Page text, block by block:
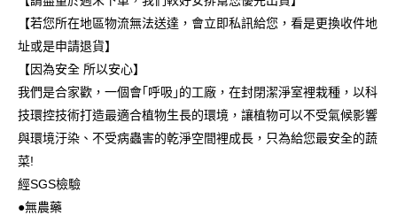
【若您所在地區物流無法送達，會立即私訊給您，看是更換收件地
址或是申請退貨】
【因為安全 所以安心】
我們是合家歡，一個會｢呼吸｣的工廠，在封閉潔淨室裡栽種，以科
技環控技術打造最適合植物生長的環境，讓植物可以不受氣候影響
與環境汙染、不受病蟲害的乾淨空間裡成長，只為給您最安全的蔬
菜!
經SGS檢驗
●無農藥